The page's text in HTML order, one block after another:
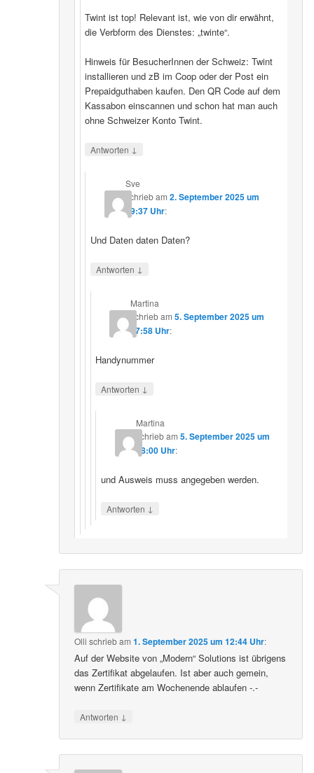
Twint ist top! Relevant ist, wie von dir erwähnt,
die Verbform des Dienstes: „twinte“.
Hinweis für BesucherInnen der Schweiz: Twint
installieren und zB im Coop oder der Post ein
Prepaidguthaben kaufen. Den QR Code auf dem
Kassabon einscannen und schon hat man auch
ohne Schweizer Konto Twint.
Antworten ↓
Sve
schriebam 2. September 2025 um
19:37 Uhr:
Und Daten daten Daten?
Antworten ↓
Martina
schriebam5. September 2025 um
17:58 Uhr:
Handynummer
Antworten ↓
Martina
schriebam 5. September 2025 um
18:00 Uhr:
und Ausweis muss angegeben werden.
Antworten ↓
Olli schriebam1. September 2025 um 12:44 Uhr:
Auf der Website von „Modern“ Solutions ist übrigens
das Zertifikat abgelaufen. Ist aber auch gemein,
wenn Zertifikate am Wochenende ablaufen -.-
Antworten ↓